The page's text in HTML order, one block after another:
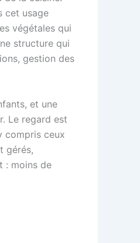
cet usage
végétales qui
structure qui
gestion des
et une
Le regard est
compris ceux
gérés,
: moins de